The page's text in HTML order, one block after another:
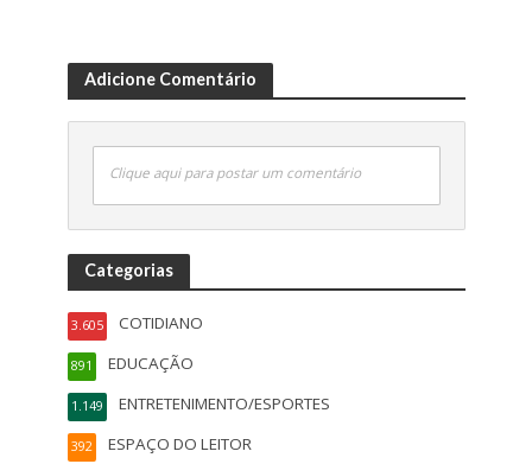
Adicione Comentário
Clique aqui para postar um comentário
Categorias
COTIDIANO
3.605
EDUCAÇÃO
891
ENTRETENIMENTO/ESPORTES
1.149
ESPAÇO DO LEITOR
392